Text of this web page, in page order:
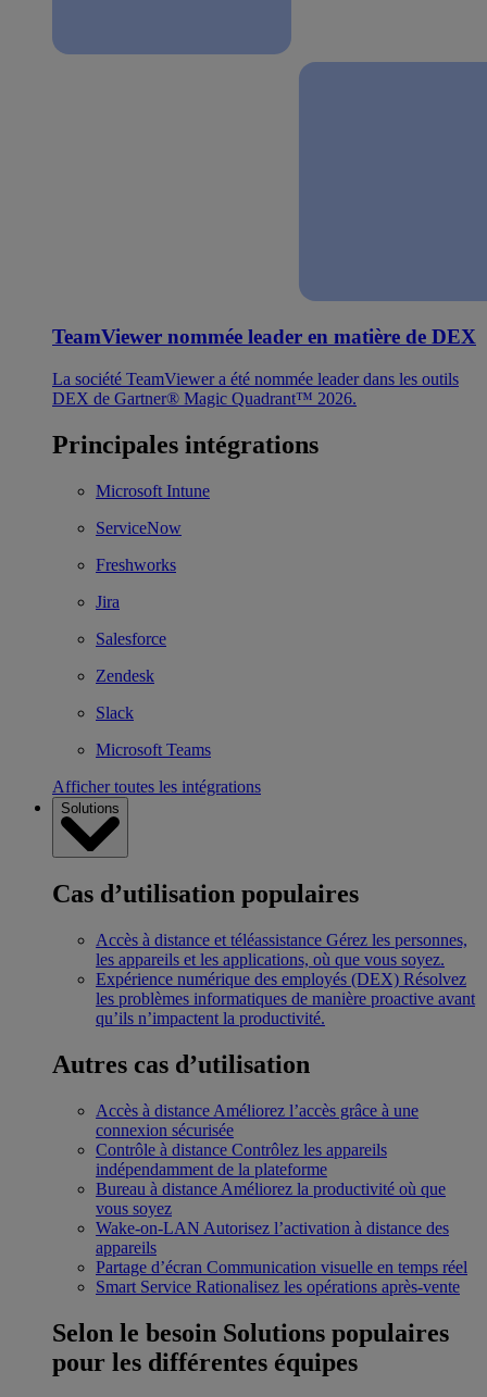
TeamViewer nommée leader en matière de DEX
La société TeamViewer a été nommée leader dans les outils
DEX de Gartner® Magic Quadrant™ 2026.
Principales intégrations
Microsoft Intune
ServiceNow
Freshworks
Jira
Salesforce
Zendesk
Slack
Microsoft Teams
Afficher toutes les intégrations
Solutions
Cas d’utilisation populaires
Accès à distance et téléassistance Gérez les personnes,
les appareils et les applications, où que vous soyez.
Expérience numérique des employés (DEX) Résolvez
les problèmes informatiques de manière proactive avant
qu’ils n’impactent la productivité.
Autres cas d’utilisation
Accès à distance Améliorez l’accès grâce à une
connexion sécurisée
Contrôle à distance Contrôlez les appareils
indépendamment de la plateforme
Bureau à distance Améliorez la productivité où que
vous soyez
Wake-on-LAN Autorisez l’activation à distance des
appareils
Partage d’écran Communication visuelle en temps réel
Smart Service Rationalisez les opérations après-vente
Selon le besoin Solutions populaires
pour les différentes équipes